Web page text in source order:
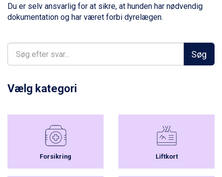
Bad Gastein fra DKK 4.195
Sauze dOulx fra DKK 4.045
La Thuile fra DKK 4.595
Cervinia fra DKK 5.295
Bad Hofgastein fra DKK 5.495
Passo Tonale fra DKK 3.795
Sölden fra DKK 8.445
Champoluc fra DKK 3.795
Sestriere fra DKK 4.395
Wagrain fra DKK 4.645
Ischgl fra DKK 7.095
Fieberbrunn fra DKK 6.145
Du er selv ansvarlig for at sikre, at hunden har nødvendig
dokumentation og har været forbi dyrelægen.
Søg
Vælg kategori
Forsikring Liftkort